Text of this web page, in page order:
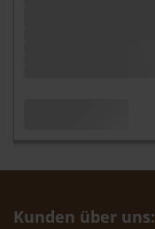
Kunden über uns: